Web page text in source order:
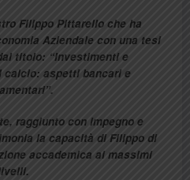
Filippo Pittarello che ha
Aziendale con una tesi
titolo: “Investimenti e
calcio: aspetti bancari e
raggiunto con impegno e
la capacità di Filippo di
accademica ai massimi